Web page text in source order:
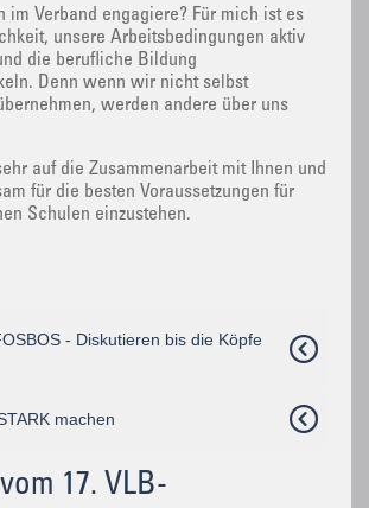
im Verband engagiere? Für mich ist es
unsere Arbeitsbedingungen aktiv
die berufliche Bildung
Denn wenn wir nicht selbst
werden andere über uns
auf die Zusammenarbeit mit Ihnen und
für die besten Voraussetzungen für
Schulen einzustehen.
- Diskutieren bis die Köpfe
machen
17. VLB-